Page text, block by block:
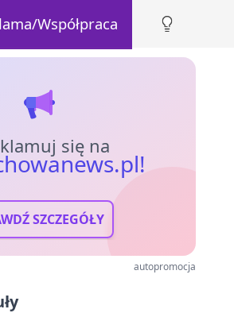
Współpraca
się na
SZCZEGÓŁY
autopromocja